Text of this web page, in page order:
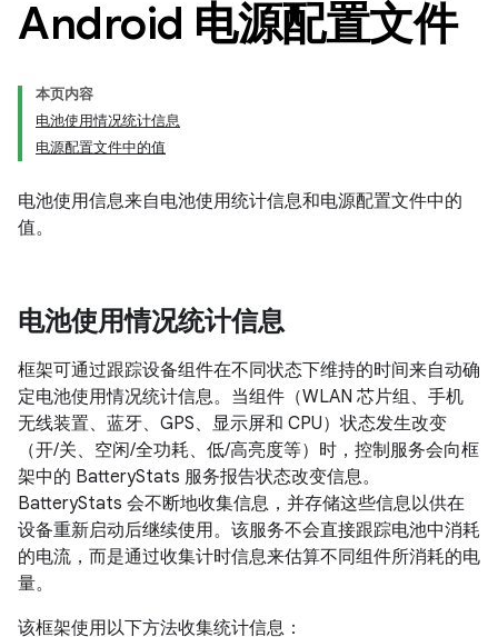
Android 电源配置文件
本页内容
电池使用情况统计信息
电源配置文件中的值
电池使用信息来自电池使用统计信息和电源配置文件中的
值。
电池使用情况统计信息
框架可通过跟踪设备组件在不同状态下维持的时间来自动确
定电池使用情况统计信息。当组件（WLAN 芯片组、手机
无线装置、蓝牙、GPS、显示屏和 CPU）状态发生改变
（开/关、空闲/全功耗、低/高亮度等）时，控制服务会向框
架中的 BatteryStats 服务报告状态改变信息。
BatteryStats 会不断地收集信息，并存储这些信息以供在
设备重新启动后继续使用。该服务不会直接跟踪电池中消耗
的电流，而是通过收集计时信息来估算不同组件所消耗的电
量。
该框架使用以下方法收集统计信息：